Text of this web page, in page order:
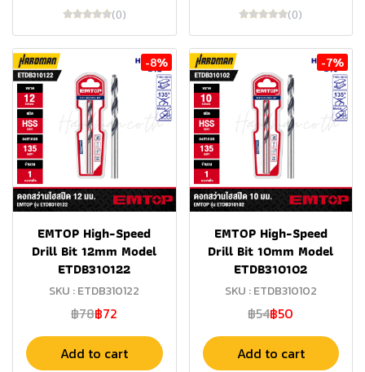
(0) (0)
-8%
EMTOP High-Speed
Drill Bit 12mm Model
ETDB310122
SKU : ETDB310122
฿78฿72
Add to cart
-7%
EMTOP High-Speed
Drill Bit 10mm Model
ETDB310102
SKU : ETDB310102
฿54฿50
Add to cart